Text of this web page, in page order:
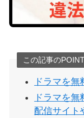
この記事のPOINT
ドラマを
ドラマを
配信サイト